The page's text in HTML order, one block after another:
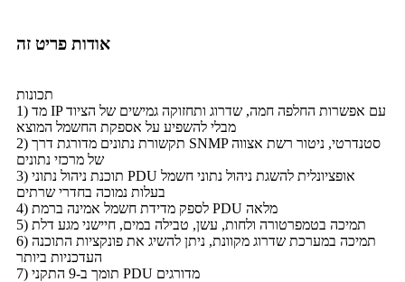
אודות פריט זה
תכונות
1) מד IP עם אפשרות החלפה חמה, שדרוג ותחזוקה גמישים של הציוד
מבלי להשפיע על אספקת החשמל המוצא
2) תקשורת נתונים מדורגת דרך SNMP סטנדרטי, ניטור רשת אצווה
של מרכזי נתונים
3) תוכנת ניהול נתוני PDU אופציונלית להשגת ניהול נתוני חשמל
בעלות נמוכה בחדרי שרתים
4) לספק מדידת חשמל אמינה ברמת PDU מלאה
5) תמיכה בטמפרטורה ולחות, עשן, טבילה במים, חיישני מגע דלת
6) תמיכה במערכת שדרוג מקוונת, ניתן להשיג את פונקציות התוכנה
העדכניות ביותר
7) תומך ב-9 התקני PDU מדורגים